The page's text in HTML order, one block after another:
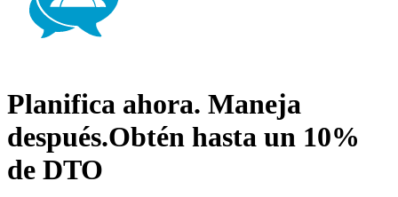
Planifica ahora. Maneja
después.Obtén hasta un 10%
de DTO